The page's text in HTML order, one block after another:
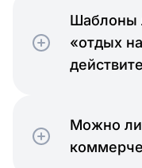
Шаблоны
«отдых
Можно ли